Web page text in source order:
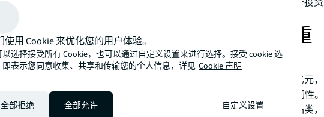
政策提振消费信心，推动市场重
构分化
从官方数据来看，2025年中国社会消费品零售总额突破50万亿元，
同比增长3.7%，较2024年继续温和改善，展现出内需市场的韧性。
然而，表现突出的通讯器材、文化办公用品、家电和家具等品类，
使用 Cookie 来优化您的用户体验。
选择接受所有 Cookie，也可以通过自定义设置来进行选择。接受 cookie 选
即表示您同意收集、共享和传输您的个人信息，详见 Cookie 声明
全部拒绝 全部允许 自定义设置